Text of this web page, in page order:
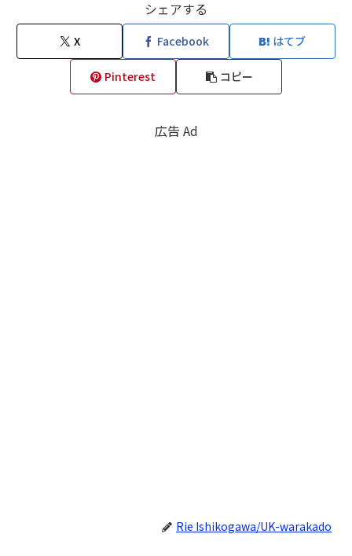
シェアする
X Facebook はてブ
Pinterest コピー
広告 Ad
Rie Ishikogawa/UK-warakado